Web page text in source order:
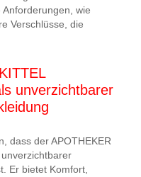
wie
Verschlüsse, die
unverzichtbarer
dass der APOTHEKER
unverzichtbarer
Er bietet Komfort,